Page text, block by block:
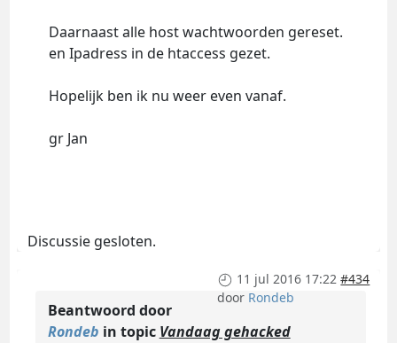
Daarnaast alle host wachtwoorden gereset.
en Ipadress in de htaccess gezet.
Hopelijk ben ik nu weer even vanaf.
gr Jan
Discussie gesloten.
11 jul 2016 17:22 #434
door Rondeb
Beantwoord door
Rondeb in topic Vandaag gehacked